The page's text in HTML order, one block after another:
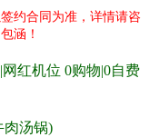
约合同为准，详情请咨
涵！
红机位 0购物|0自费
肉汤锅)